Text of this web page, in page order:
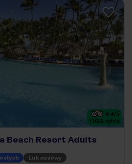
4.4/5
12022 opinie
Beach Resort Adults
Luksusowy